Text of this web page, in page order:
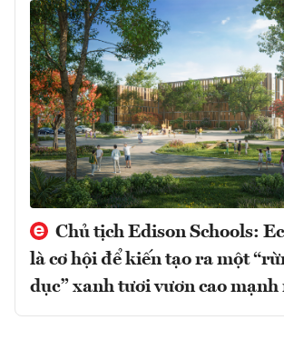
Chủ tịch Edison Schools:
là cơ hội để kiến tạo ra một
dục” xanh tươi vươn cao mạnh